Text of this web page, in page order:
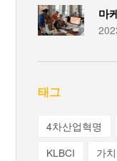
마
태그
4차산업혁명
KLBCI
가치